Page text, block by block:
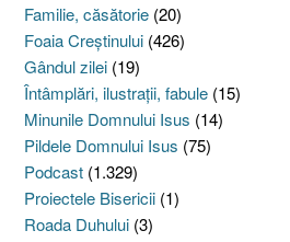
Familie, căsătorie (20)
Foaia Creştinului (426)
Gândul zilei (19)
Întâmplări, ilustraţii, fabule (15)
Minunile Domnului Isus (14)
Pildele Domnului Isus (75)
Podcast (1.329)
Proiectele Bisericii (1)
Roada Duhului (3)